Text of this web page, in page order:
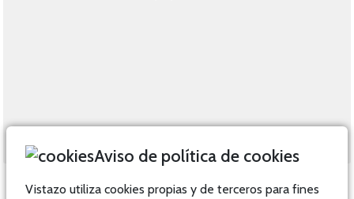
Aviso de política de cookies
Vistazo utiliza cookies propias y de terceros para fines